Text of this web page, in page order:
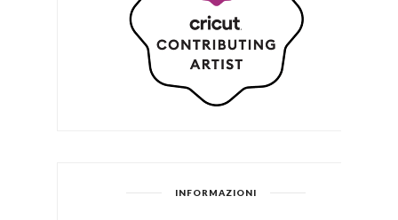
INFORMAZIONI